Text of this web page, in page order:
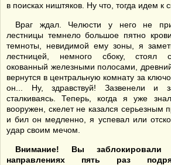
в поисках ништяков. Ну что, тогда идем к
Враг ждал. Челюсти у него не
лестницы темнело большое пятно
темноты, невидимой ему зоны, я
лестницей, немного сбоку, стоял
окованный железными полосами,
вернутся в центральную комнату за
он... Ну, здравствуй! Зазвенели и
сталкиваясь. Теперь, когда я уже
вооружен, скелет не казался серьезным
и бил он медленно, я успевал или
удар своим мечом.
Внимание! Вы
направлениях пять раз